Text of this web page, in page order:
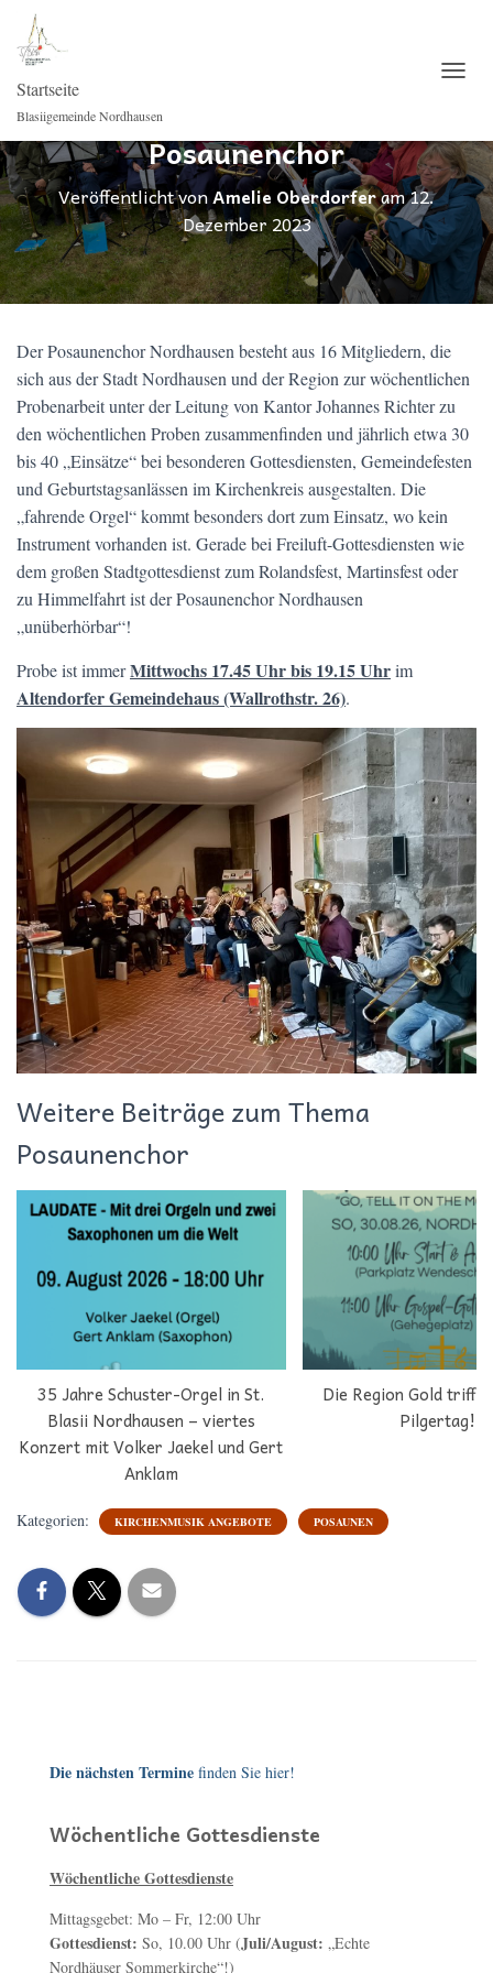
Startseite
Blasiigemeinde Nordhausen
Posaunenchor
Veröffentlicht vonAmelie Oberdorferam12.
Dezember 2023
Der Posaunenchor Nordhausen besteht aus 16 Mitgliedern, die
sich aus der Stadt Nordhausen und der Region zur wöchentlichen
Probenarbeit unter der Leitung von Kantor Johannes Richter zu
den wöchentlichen Proben zusammenfinden und jährlich etwa 30
bis 40 „Einsätze“ bei besonderen Gottesdiensten, Gemeindefesten
und Geburtstagsanlässen im Kirchenkreis ausgestalten. Die
„fahrende Orgel“ kommt besonders dort zum Einsatz, wo kein
Instrument vorhanden ist. Gerade bei Freiluft-Gottesdiensten wie
dem großen Stadtgottesdienst zum Rolandsfest, Martinsfest oder
zu Himmelfahrt ist der Posaunenchor Nordhausen
„unüberhörbar“!
Probe ist immerMittwochs 17.45 Uhr bis 19.15 Uhrim
Altendorfer Gemeindehaus (Wallrothstr. 26).
Weitere Beiträge zum Thema
Posaunenchor
35 Jahre Schuster-Orgel in St.
Blasii Nordhausen – viertes
Konzert mit Volker Jaekel und Gert
Anklam
Die Region Gold trifft
Pilgertag!
Kategorien: KIRCHENMUSIK ANGEBOTE POSAUNEN
Die nächsten Termine finden Sie hier!
Wöchentliche Gottesdienste
Wöchentliche Gottesdienste
Mittagsgebet: Mo – Fr, 12:00 Uhr
Gottesdienst: So, 10.00 Uhr (Juli/August: „Echte
Nordhäuser Sommerkirche“!)